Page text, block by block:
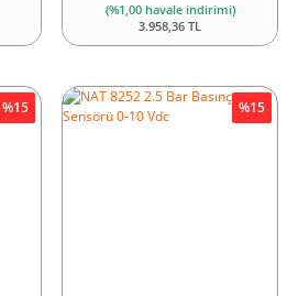
(%1,00 havale indirimi)
3.958,36 TL
%15 %15